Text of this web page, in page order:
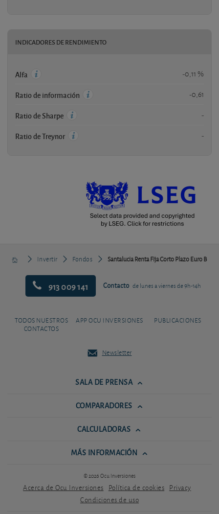
INDICADORES DE RENDIMIENTO
Alfa -0,11 %
Ratio de información -0,61
Ratio de Sharpe -
Ratio de Treynor -
Invertir Fondos Santalucia Renta Fija Corto Plazo Euro B
913 009 141 Contacto de lunes a viernes de 9h-14h
TODOS NUESTROS
CONTACTOS
APP OCU INVERSIONES PUBLICACIONES
Newsletter
SALA DE PRENSA
COMPARADORES
CALCULADORAS
MÁS INFORMACIÓN
© 2026 Ocu Inversiones
Acerca de Ocu Inversiones Política de cookies Privacy
Condiciones de uso